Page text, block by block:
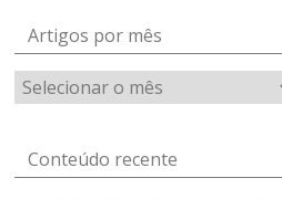
Artigos por mês
Artigos
por
Conteúdo recente